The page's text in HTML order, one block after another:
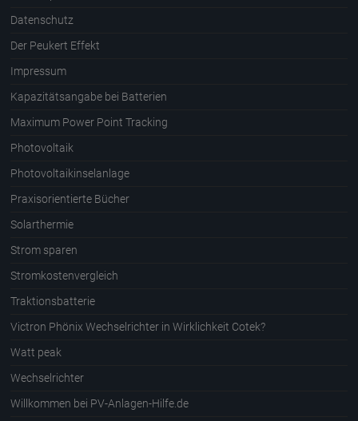
Datenschutz
Der Peukert Effekt
Impressum
Kapazitätsangabe bei Batterien
Maximum Power Point Tracking
Photovoltaik
Photovoltaikinselanlage
Praxisorientierte Bücher
Solarthermie
Strom sparen
Stromkostenvergleich
Traktionsbatterie
Victron Phönix Wechselrichter in Wirklichkeit Cotek?
Watt peak
Wechselrichter
Willkommen bei PV-Anlagen-Hilfe.de